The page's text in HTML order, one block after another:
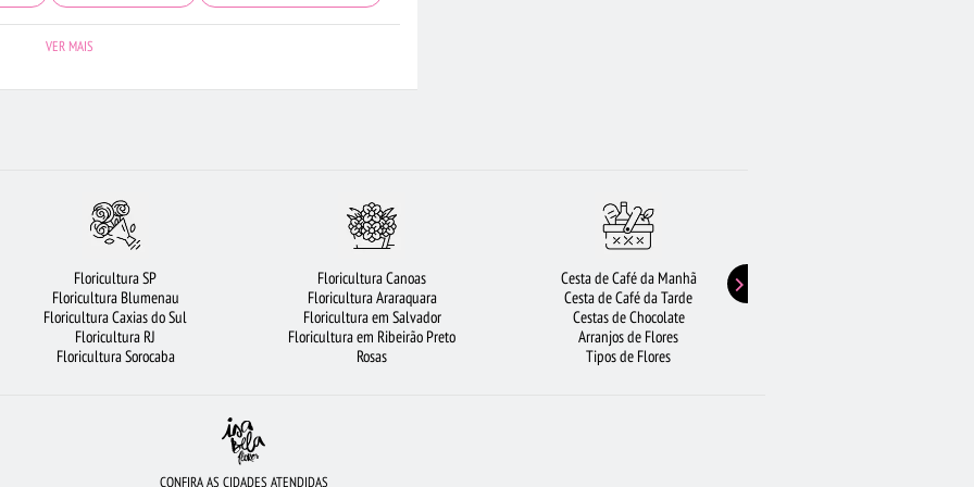
BUQUÊ DE 20 ROSAS VERMELHAS
CESTA DE CHOCOLATE ROSAS AMARELAS
FLORICULTURA OSASCO FLORICULTURA BARUERI
ROSAS BRANCAS FLORICULTURA JUNDIAÍ
VER MAIS
Floricultura SP
Floricultura Blumenau
Floricultura Caxias do Sul
Floricultura RJ
Floricultura Sorocaba
Floricultura Canoas
Floricultura Araraquara
Floricultura em Salvador
Floricultura em Ribeirão Preto
Rosas
Cesta de Café da Manhã
Cesta de Café da Tarde
Cestas de Chocolate
Arranjos de Flores
Tipos de Flores
CONFIRA AS CIDADES ATENDIDAS